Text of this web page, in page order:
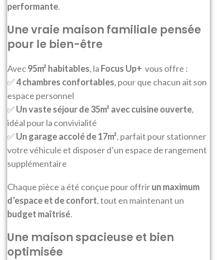
performante.
Une vraie maison familiale pensée
pour le bien-être
Avec95m² habitables, la Focus Up+ vous offre :
✅4 chambres confortables, pour que chacun ait son
espace personnel
✅Un vaste séjour de 35m² avec cuisine ouverte,
idéal pour la convivialité
✅Un garage accolé de 17m², parfait pour stationner
votre véhicule et disposer d’un espace de rangement
supplémentaire
Chaque pièce a été conçue pour offrirun maximum
d’espace et de confort, tout en maintenant un
budget maîtrisé.
Une maison spacieuse et bien
optimisée